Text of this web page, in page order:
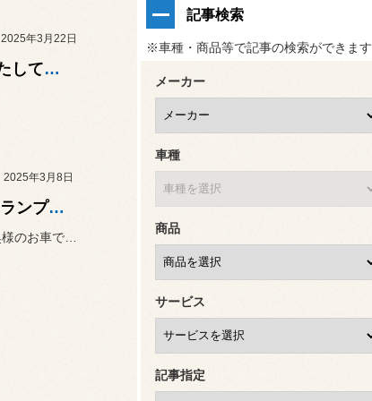
2025年3月22日
ダットサントラック 運転に支障をきたしているアレを交換！
2025年3月8日
eKスペース 夜間に暗すぎるハロゲンランプを交換！
記事検索
※車種・商品等で記事の検索ができます
メーカー
車種
商品
サービス
記事指定